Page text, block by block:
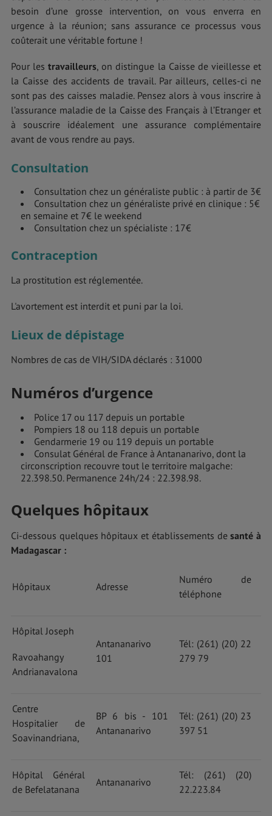
besoin d’une grosse intervention, on vous enverra en
urgence à la réunion; sans assurance ce processus vous
coûterait une véritable fortune !
Pour lestravailleurs, on distingue la Caisse de vieillesse et
la Caisse des accidents de travail. Par ailleurs, celles-ci ne
sont pas des caisses maladie. Pensez alors à vous inscrire à
l’assurance maladie de la Caisse des Français à l’Etranger et
à souscrire idéalement une assurance complémentaire
avant de vous rendre au pays.
Consultation
Consultation chez un généraliste public : à partir de 3€
Consultation chez un généraliste privé en clinique : 5€
en semaine et 7€ le weekend
Consultation chez un spécialiste : 17€
Contraception
La prostitution est réglementée.
L'avortement est interdit et puni par la loi.
Lieux de dépistage
Nombres de cas de VIH/SIDA déclarés : 31000
Numéros d’urgence
Police 17 ou 117 depuis un portable
Pompiers 18 ou 118 depuis un portable
Gendarmerie 19 ou 119 depuis un portable
Consulat Général de France à Antananarivo, dont la
circonscription recouvre tout le territoire malgache:
22.398.50. Permanence 24h/24 : 22.398.98.
Quelques hôpitaux
Ci-dessous quelques hôpitaux et établissements desanté à
Madagascar :
Hôpitaux Adresse
Numéro de
téléphone
Hôpital Joseph
Ravoahangy
Andrianavalona
Antananarivo
101
Tél: (261) (20) 22
279 79
Centre
Hospitalier de
Soavinandriana,
BP 6 bis - 101
Antananarivo
Tél: (261) (20) 23
397 51
Hôpital Général
de Befelatanana
Antananarivo
Tél: (261) (20)
22.223.84